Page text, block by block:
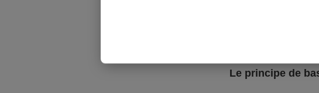
notaires, des militaires,
Le principe de